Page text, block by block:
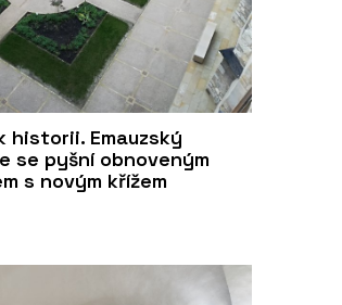
historii. Emauzský
se pyšní obnoveným
s novým křížem